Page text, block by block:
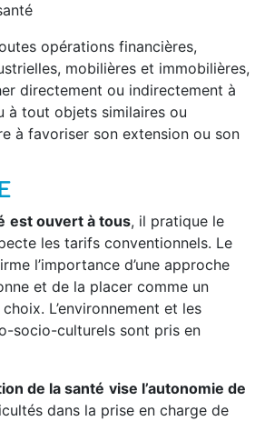
opérations financières,
mobilières et immobilières,
directement ou indirectement à
à tout objets similaires ou
à favoriser son extension ou son
est ouvert à tous, il pratique le
les tarifs conventionnels. Le
l’importance d’une approche
et de la placer comme un
L’environnement et les
socio-culturels sont pris en
de la santé vise l’autonomie de
dans la prise en charge de